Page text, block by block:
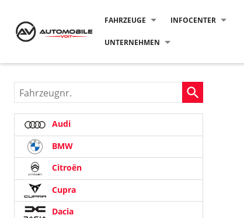
FAHRZEUGE INFOCENTER
UNTERNEHMEN
Fahrzeugnr.
Audi
BMW
Citroën
Cupra
Dacia